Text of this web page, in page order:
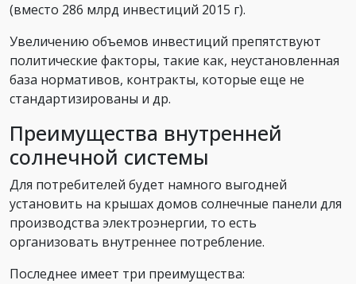
(вместо 286 млрд инвестиций 2015 г).
Увеличению объемов инвестиций препятствуют
политические факторы, такие как, неустановленная
база нормативов, контракты, которые еще не
стандартизированы и др.
Преимущества внутренней
солнечной системы
Для потребителей будет намного выгодней
установить на крышах домов солнечные панели для
производства электроэнергии, то есть
организовать внутреннее потребление.
Последнее имеет три преимущества: